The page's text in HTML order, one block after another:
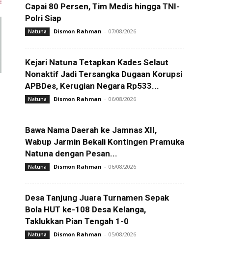
Capai 80 Persen, Tim Medis hingga TNI-
Polri Siap
Natuna Dismon Rahman - 07/08/2026
Kejari Natuna Tetapkan Kades Selaut
Nonaktif Jadi Tersangka Dugaan Korupsi
APBDes, Kerugian Negara Rp533...
Natuna Dismon Rahman - 06/08/2026
Bawa Nama Daerah ke Jamnas XII,
Wabup Jarmin Bekali Kontingen Pramuka
Natuna dengan Pesan...
Natuna Dismon Rahman - 06/08/2026
Desa Tanjung Juara Turnamen Sepak
Bola HUT ke-108 Desa Kelanga,
Taklukkan Pian Tengah 1-0
Natuna Dismon Rahman - 05/08/2026